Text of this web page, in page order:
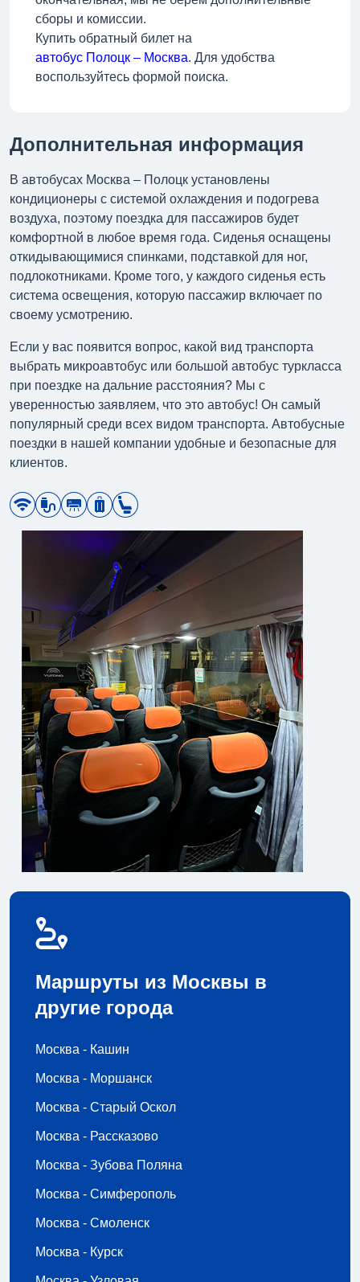
сборы и комиссии.
Купить обратный билет на
автобус Полоцк – Москва. Для удобства
воспользуйтесь формой поиска.
Дополнительная информация
В автобусах Москва – Полоцк установлены
кондиционеры с системой охлаждения и подогрева
воздуха, поэтому поездка для пассажиров будет
комфортной в любое время года. Сиденья оснащены
откидывающимися спинками, подставкой для ног,
подлокотниками. Кроме того, у каждого сиденья есть
система освещения, которую пассажир включает по
своему усмотрению.
Если у вас появится вопрос, какой вид транспорта
выбрать микроавтобус или большой автобус туркласса
при поездке на дальние расстояния? Мы с
уверенностью заявляем, что это автобус! Он самый
популярный среди всех видом транспорта. Автобусные
поездки в нашей компании удобные и безопасные для
клиентов.
Маршруты из Москвы в
другие города
Москва - Кашин
Москва - Моршанск
Москва - Старый Оскол
Москва - Рассказово
Москва - Зубова Поляна
Москва - Симферополь
Москва - Смоленск
Москва - Курск